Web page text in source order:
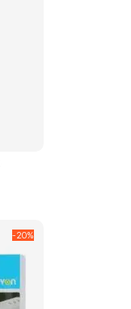
-20%